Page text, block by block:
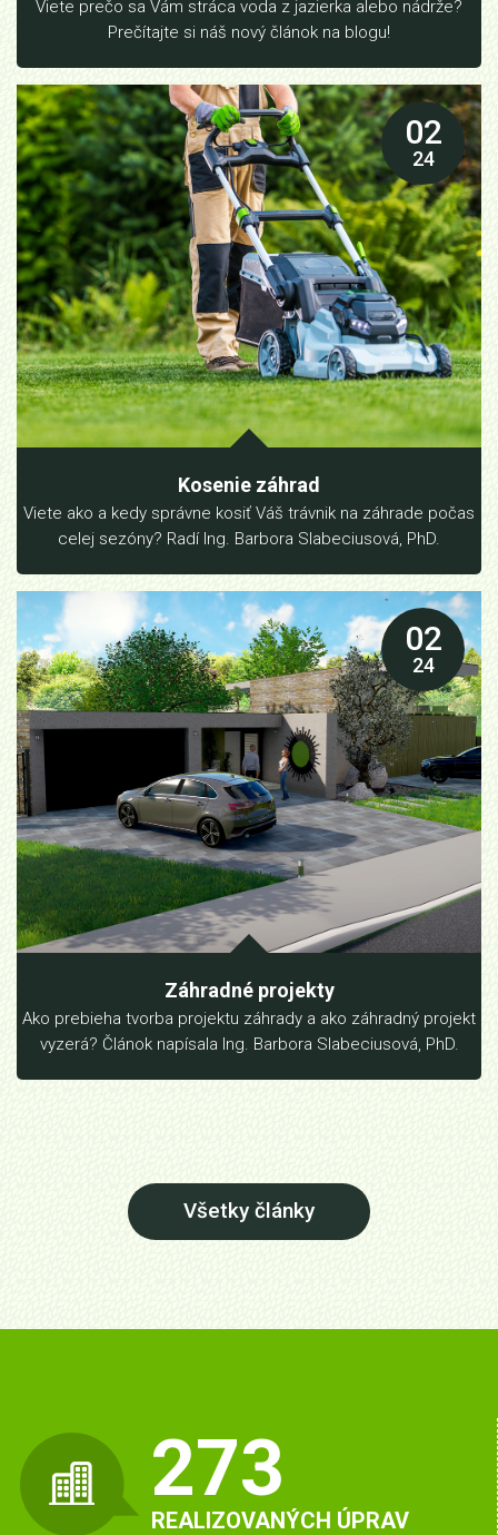
Viete prečo sa Vám stráca voda z jazierka alebo nádrže?
Prečítajte si náš nový článok na blogu!
Kosenie záhrad
Viete ako a kedy správne kosiť Váš trávnik na záhrade počas
celej sezóny? Radí Ing. Barbora Slabeciusová, PhD.
02
24
Záhradné projekty
Ako prebieha tvorba projektu záhrady a ako záhradný projekt
vyzerá? Článok napísala Ing. Barbora Slabeciusová, PhD.
02
24
Všetky články
273
REALIZOVANÝCH ÚPRAV